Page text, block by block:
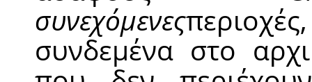
συνεχόμενες
συνδεμένα στο